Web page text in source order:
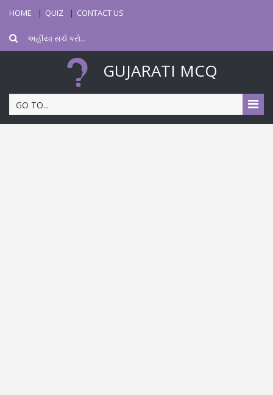
HOME QUIZ CONTACT US
GUJARATI MCQ
GO TO...